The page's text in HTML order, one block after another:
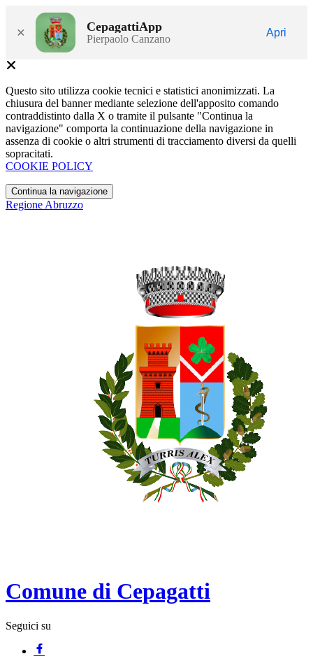
× CepagattiApp
Pierpaolo Canzano
Apri
Questo sito utilizza cookie tecnici e statistici anonimizzati. La
chiusura del banner mediante selezione dell'apposito comando
contraddistinto dalla X o tramite il pulsante "Continua la
navigazione" comporta la continuazione della navigazione in
assenza di cookie o altri strumenti di tracciamento diversi da quelli
sopracitati.
COOKIE POLICY
Continua la navigazione
Regione Abruzzo
Comune di Cepagatti
Seguici su